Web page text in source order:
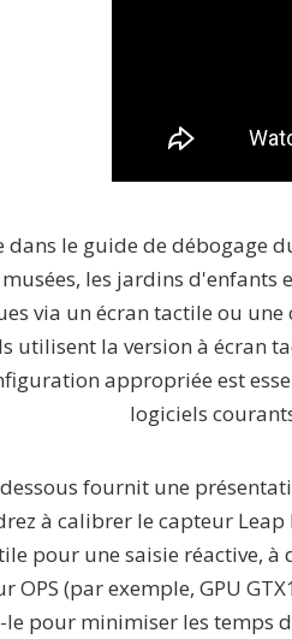
dans le guide de débogage
les jardins d'enfants
via un écran tactile ou
utilisent la version à écran
appropriée est
logiciels
fournit une
à calibrer le capteur
pour une saisie réactive,
OPS (par exemple, GPU
le pour minimiser les temps